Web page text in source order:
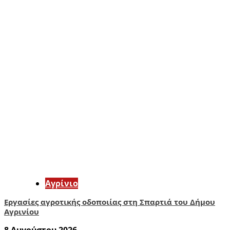
Aγρίνιο
Εργασίες αγροτικής οδοποιίας στη Σπαρτιά του Δήμου
Αγρινίου